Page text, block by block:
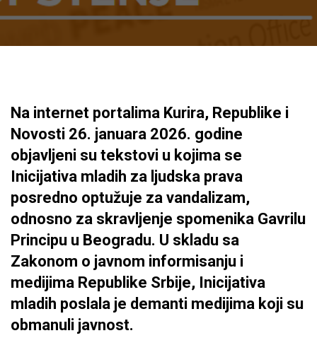
Na internet portalima Kurira, Republike i
Novosti 26. januara 2026. godine
objavljeni su tekstovi u kojima se
Inicijativa mladih za ljudska prava
posredno optužuje za vandalizam,
odnosno za skravljenje spomenika Gavrilu
Principu u Beogradu. U skladu sa
Zakonom o javnom informisanju i
medijima Republike Srbije, Inicijativa
mladih poslala je demanti medijima koji su
obmanuli javnost.